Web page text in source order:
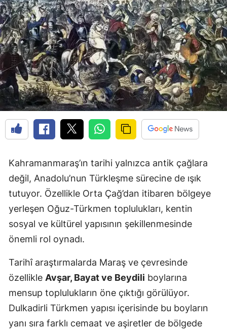
Kahramanmaraş’ın tarihi yalnızca antik çağlara
değil, Anadolu’nun Türkleşme sürecine de ışık
tutuyor. Özellikle Orta Çağ’dan itibaren bölgeye
yerleşen Oğuz-Türkmen toplulukları, kentin
sosyal ve kültürel yapısının şekillenmesinde
önemli rol oynadı.
Tarihî araştırmalarda Maraş ve çevresinde
özellikle Avşar, Bayat ve Beydili boylarına
mensup toplulukların öne çıktığı görülüyor.
Dulkadirli Türkmen yapısı içerisinde bu boyların
yanı sıra farklı cemaat ve aşiretler de bölgede